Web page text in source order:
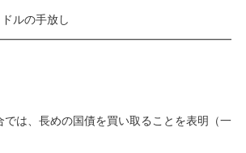
ルの手放し
は、長めの国債を買い取ることを表明（一